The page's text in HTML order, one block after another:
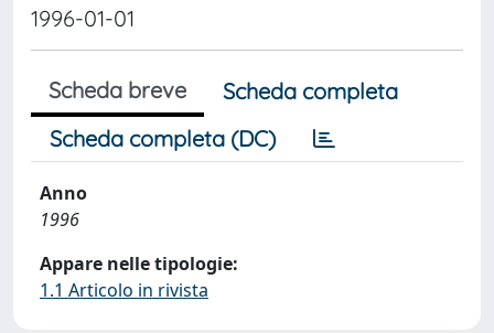
1996-01-01
Scheda breve
Scheda completa
Scheda completa (DC)
Anno
1996
Appare nelle tipologie:
1.1 Articolo in rivista